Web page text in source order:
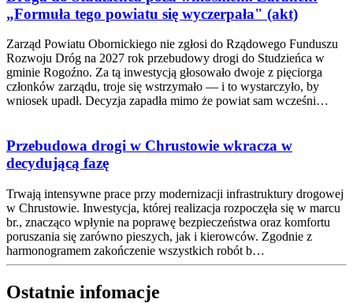
„Formuła tego powiatu się wyczerpała" (akt)
Zarząd Powiatu Obornickiego nie zgłosi do Rządowego Funduszu
Rozwoju Dróg na 2027 rok przebudowy drogi do Studzieńca w
gminie Rogoźno. Za tą inwestycją głosowało dwoje z pięciorga
członków zarządu, troje się wstrzymało — i to wystarczyło, by
wniosek upadł. Decyzja zapadła mimo że powiat sam wcześni…
Przebudowa drogi w Chrustowie wkracza w
decydującą fazę
Trwają intensywne prace przy modernizacji infrastruktury drogowej
w Chrustowie. Inwestycja, której realizacja rozpoczęła się w marcu
br., znacząco wpłynie na poprawę bezpieczeństwa oraz komfortu
poruszania się zarówno pieszych, jak i kierowców. Zgodnie z
harmonogramem zakończenie wszystkich robót b…
Ostatnie infomacje